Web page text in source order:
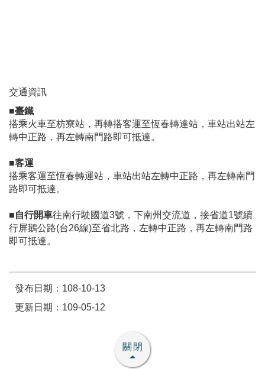
交通資訊
■臺鐵
搭乘火車至枋寮站，再轉搭客運至恆春轉達站，車站出站左
轉中正路，再左轉南門路即可抵達。
■客運
搭乘客運至恆春轉運站，車站出站左轉中正路，再左轉南門
路即可抵達。
■自行開車往南行駛國道3號，下南州交流道，接省道1號續
行屏鵝公路(台26線)至省北路，左轉中正路，再左轉南門路
即可抵達。
發布日期：108-10-13
更新日期：109-05-12
關閉